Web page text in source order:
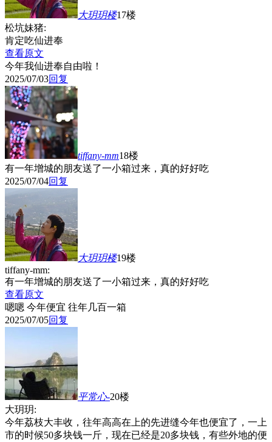
大玥玥楼17楼
松坑妹猪:
肯定吃仙进奉
查看原文
今年我仙进奉自由啦！
2025/07/03回复
tiffany-mm18楼
有一年增城的朋友送了一小箱过来，真的好好吃
2025/07/04回复
大玥玥楼19楼
tiffany-mm:
有一年增城的朋友送了一小箱过来，真的好好吃
查看原文
嗯嗯 今年便宜 往年几百一箱
2025/07/05回复
平常心-20楼
大玥玥:
今年荔枝大丰收，往年高高在上的先进缝今年也便宜了，一上
市的时候50多块钱一斤，现在已经是20多块钱，有些外地的便